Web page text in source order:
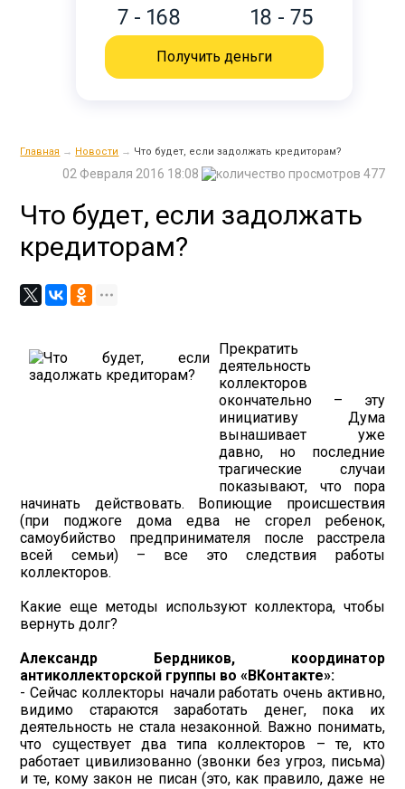
7 - 168 18 - 75
Получить деньги
Главная → Новости → Что будет, если задолжать кредиторам?
477
02 Февраля 2016 18:08
Что будет, если задолжать
кредиторам?
Прекратить
деятельность
коллекторов
окончательно – эту
инициативу Дума
вынашивает уже
давно, но последние
трагические случаи
показывают, что пора
начинать действовать. Вопиющие происшествия
(при поджоге дома едва не сгорел ребенок,
самоубийство предпринимателя после расстрела
всей семьи) – все это следствия работы
коллекторов.
Какие еще методы используют коллектора, чтобы
вернуть долг?
Александр Бердников, координатор
антиколлекторской группы во «ВКонтакте»:
- Сейчас коллекторы начали работать очень активно,
видимо стараются заработать денег, пока их
деятельность не стала незаконной. Важно понимать,
что существует два типа коллекторов – те, кто
работает цивилизованно (звонки без угроз, письма)
и те, кому закон не писан (это, как правило, даже не